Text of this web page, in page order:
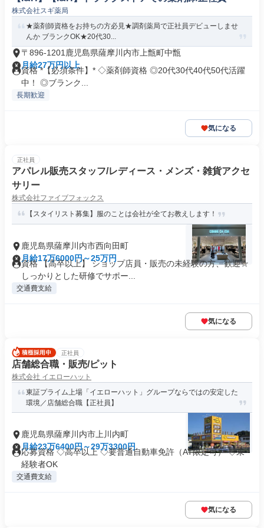
株式会社スギ薬局
★薬剤師資格をお持ちの方必見★調剤薬局で正社員デビューしませ
んか ブランクOK★20代30...
〒896-1201鹿児島県薩摩川内市上甑町中甑
月給27万円以上
資格 *【必須条件】* ◇薬剤師資格 ◎20代30代40代50代活躍
中！ ◎ブランク...
長期歓迎
気になる
正社員
アパレル販売スタッフ/レディース・メンズ・雑貨アクセ
サリー
株式会社ファイブフォックス
【スタイリスト募集】服のことは会社が全てお教えします！
鹿児島県薩摩川内市西向田町
月給17万6000円～25万円
資格 【高卒以上】 ショップ店員・販売の未経験の方、歓迎☆
しっかりとした研修でサポー...
交通費支給
気になる
正社員
店舗総合職・販売/ピット
株式会社 イエローハット
東証プライム上場「イエローハット」グループならではの安定した
環境／店舗総合職【正社員】
鹿児島県薩摩川内市上川内町
月給23万6400円～29万3300円
応募資格 ◇高卒以上 ◇要普通自動車免許（AT限定可） ◇未
経験者OK
交通費支給
気になる